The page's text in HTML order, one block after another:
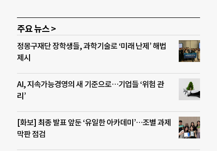
주요 뉴스 >
정몽구재단 장학생들, 과학기술로 ‘미래 난제’ 해법
제시
AI, 지속가능경영의 새 기준으로…기업들 ‘위험 관
리’
[화보] 최종 발표 앞둔 ‘유일한 아카데미’…조별 과제
막판 점검